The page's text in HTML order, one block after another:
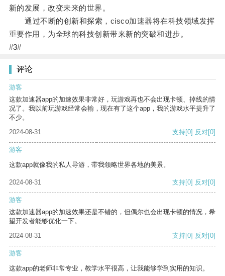
新的发展，改变未来的世界。
通过不断的创新和探索，cisco加速器将在科技领域发挥
重要作用，为全球的科技创新带来新的突破和进步。
#3#
评论
游客
这款加速器app的加速效果非常好，玩游戏再也不会出现卡顿、掉线的情
况了。我以前玩游戏经常会输，现在有了这个app，我的游戏水平提升了
不少。
2024-08-31
支持[0] 反对[0]
游客
这款app就像我的私人导游，带我领略世界各地的美景。
2024-08-31 支持[0] 反对[0]
游客
这款加速器app的加速效果还是不错的，但偶尔也会出现卡顿的情况，希
望开发者能够优化一下。
2024-08-31
支持[0] 反对[0]
游客
这款app的老师非常专业，教学水平很高，让我能够学到实用的知识。